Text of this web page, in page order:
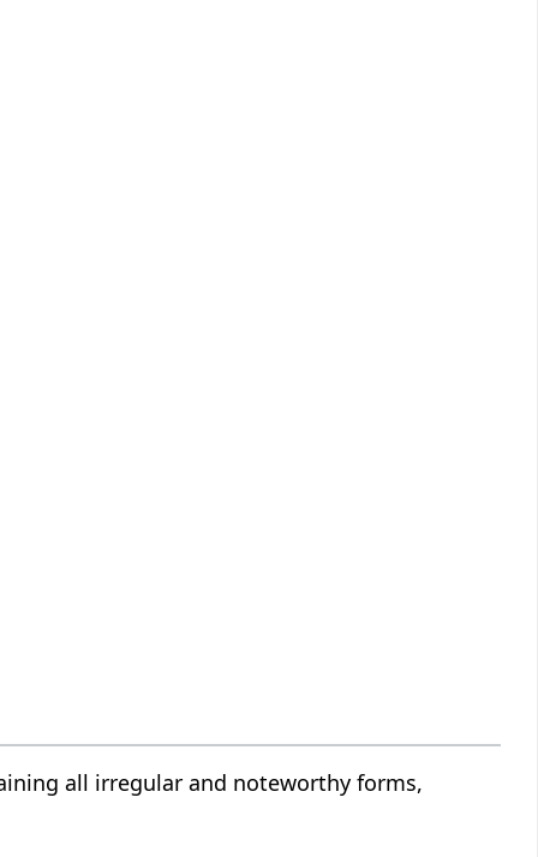
all irregular and noteworthy forms,